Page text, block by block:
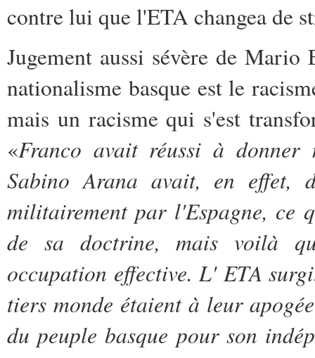
contre lui que l'ETA changea de
Jugement aussi sévère de
nationalisme basque est le
mais un racisme qui s'est
«Franco avait réussi à donner
Sabino Arana avait, en effet,
militairement par l'Espagne, ce
de sa doctrine, mais voilà
occupation effective. L' ETA
tiers monde étaient à leur
du peuple basque pour son